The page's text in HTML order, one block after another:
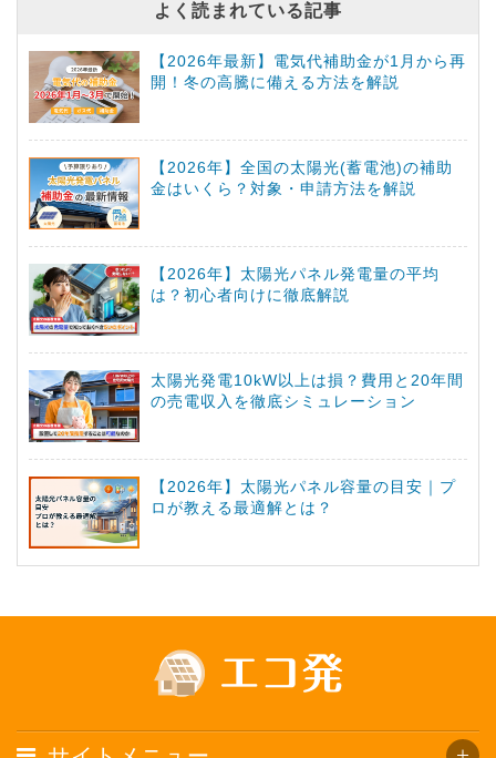
よく読まれている記事
【2026年最新】電気代補助金が1月から再
開！冬の高騰に備える方法を解説
【2026年】全国の太陽光(蓄電池)の補助
金はいくら？対象・申請方法を解説
【2026年】太陽光パネル発電量の平均
は？初心者向けに徹底解説
太陽光発電10kW以上は損？費用と20年間
の売電収入を徹底シミュレーション
【2026年】太陽光パネル容量の目安｜プ
ロが教える最適解とは？